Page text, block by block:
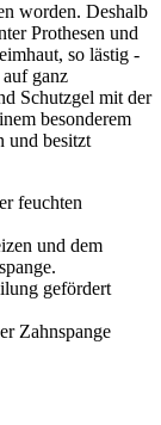
worden. Deshalb
Prothesen und
so lästig -
ganz
Schutzgel mit der
besonderem
und besitzt
feuchten
und dem
gefördert
Zahnspange